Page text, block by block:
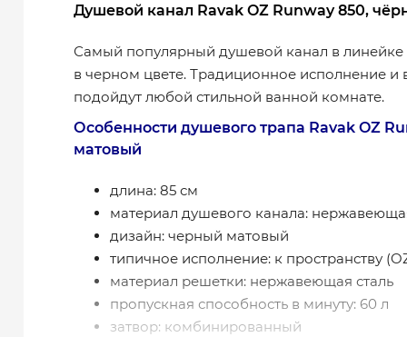
Душевой канал Ravak OZ Runway 850,
Самый популярный душевой канал в линейке
в черном цвете. Традиционное исполнение и
подойдут любой стильной ванной комнате.
Особенности душевого трапа Ravak OZ
матовый
длина: 85 см
материал душевого канала:
дизайн: черный матовый
типичное исполнение: к пространству
материал решетки: нержавеющая сталь
пропускная способность в минуту: 60 л
затвор: комбинированный